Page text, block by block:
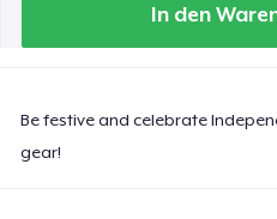
In den
Be festive and celebrate
gear!